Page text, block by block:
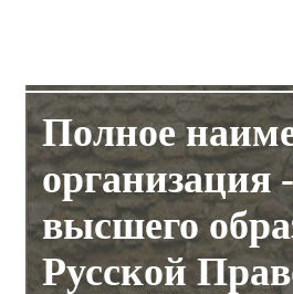
Полное
организация
высшего
Русской